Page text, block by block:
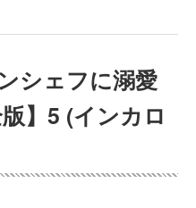
シェフに溺愛
】5 (インカロ